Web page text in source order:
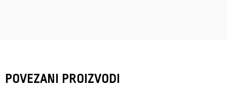
POVEZANI PROIZVODI